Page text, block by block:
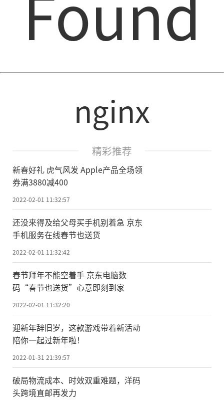
nginx
精彩推荐
新春好礼 虎气风发 Apple产品全场领
券满3880减400
2022-02-01 11:32:57
还没来得及给父母买手机别着急 京东
手机服务在线春节也送货
2022-02-01 11:32:42
春节拜年不能空着手 京东电脑数
码“春节也送货”心意即刻到家
2022-02-01 11:32:20
迎新年辞旧岁，这款游戏带着新活动
陪你一起过新年啦！
2022-01-31 21:39:57
破局物流成本、时效双重难题，洋码
头跨境直邮再发力